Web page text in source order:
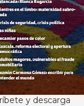
y descarga